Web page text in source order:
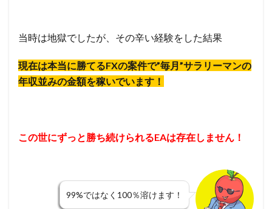
当時は地獄でしたが、その辛い経験をした結果
現在は本当に勝てるFXの案件で”毎月”サラリーマンの
年収並みの金額を稼いでいます！
この世にずっと勝ち続けられるEAは存在しません！
99%ではなく100％溶けます！